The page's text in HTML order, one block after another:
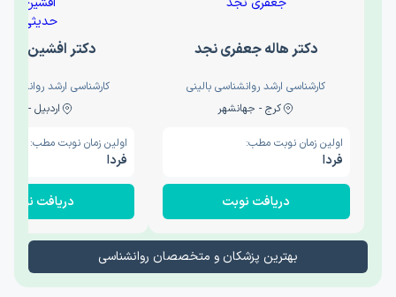
دکتر هاله جعفری نجد
کارشناسی ارشد روانشناسی بالینی
کرج - جهانشهر
اولین زمان نوبت مطب:
فردا
دریافت نوبت
دکتر افشین
کارشناسی ارشد
اردبیل - والی
اولین زمان نوبت مطب:
فردا
دریافت نوبت
بهترین پزشکان و متخصصان روانشناسی